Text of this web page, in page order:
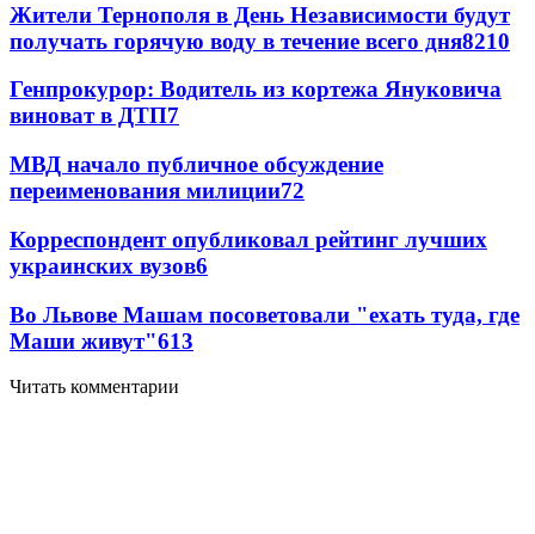
Жители Тернополя в День Независимости будут
получать горячую воду в течение всего дня8210
Генпрокурор: Водитель из кортежа Януковича
виноват в ДТП7
МВД начало публичное обсуждение
переименования милиции72
Корреспондент опубликовал рейтинг лучших
украинских вузов6
Во Львове Машам посоветовали "ехать туда, где
Маши живут"613
Читать комментарии